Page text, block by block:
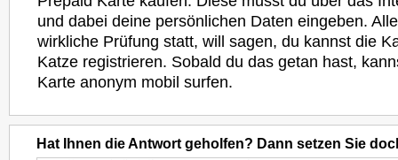
und dabei deine persönlichen Daten eingeben.
wirkliche Prüfung statt, will sagen, du kannst die
Katze registrieren. Sobald du das getan hast,
Karte anonym mobil surfen.
Hat Ihnen die Antwort geholfen? Dann setzen Sie